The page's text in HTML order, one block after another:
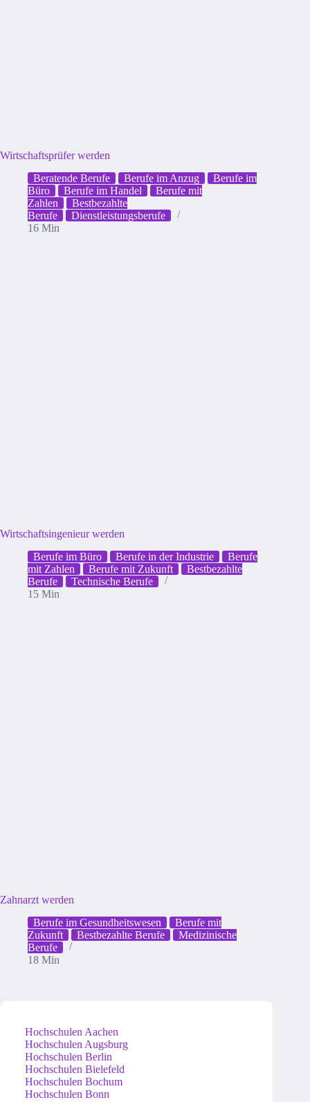
Wirtschaftsprüfer werden
Beratende Berufe
Berufe im Anzug
Berufe im
Büro
Berufe im Handel
Berufe mit
Zahlen
Bestbezahlte
Berufe
Dienstleistungsberufe
16 Min
Wirtschaftsingenieur werden
Berufe im Büro
Berufe in der Industrie
Berufe
mit Zahlen
Berufe mit Zukunft
Bestbezahlte
Berufe
Technische Berufe
15 Min
Zahnarzt werden
Berufe im Gesundheitswesen
Berufe mit
Zukunft
Bestbezahlte Berufe
Medizinische
Berufe
18 Min
Hochschulen Aachen
Hochschulen Augsburg
Hochschulen Berlin
Hochschulen Bielefeld
Hochschulen Bochum
Hochschulen Bonn